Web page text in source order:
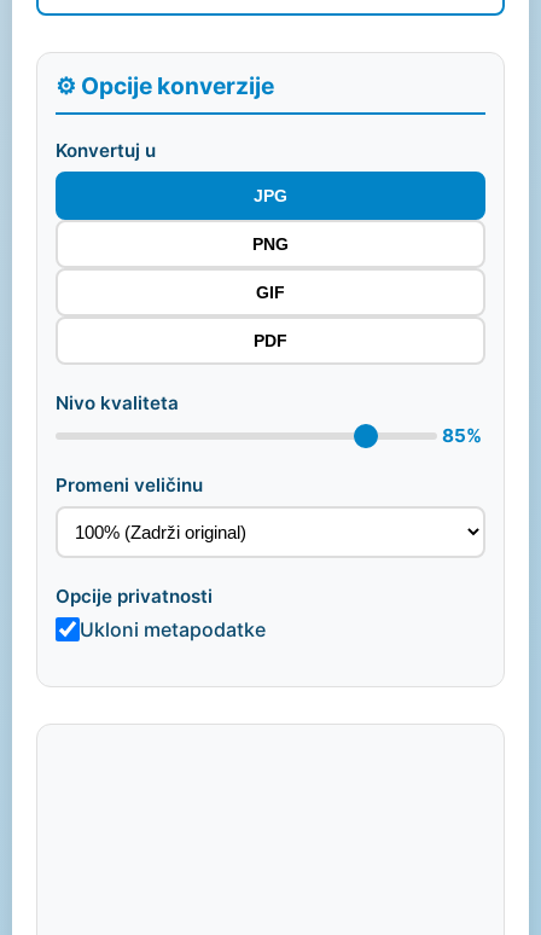
⚙️ Opcije konverzije
Konvertuj u
JPG
PNG
GIF
PDF
Nivo kvaliteta
85%
Promeni veličinu
Opcije privatnosti
Ukloni metapodatke